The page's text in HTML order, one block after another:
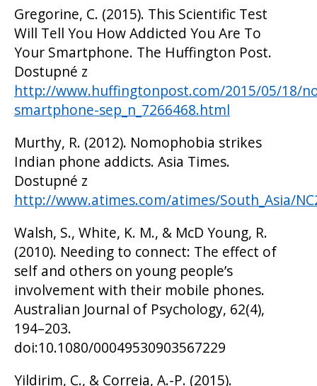
Gregorine, C. (2015). This Scientific Test
Will Tell You How Addicted You Are To
Your Smartphone. The Huffington Post.
Dostupné z
http://www.huffingtonpost.com/2015/05/18/
smartphone-sep_n_7266468.html
Murthy, R. (2012). Nomophobia strikes
Indian phone addicts. Asia Times.
Dostupné z
http://www.atimes.com/atimes/South_Asia/
Walsh, S., White, K. M., & McD Young, R.
(2010). Needing to connect: The effect of
self and others on young people’s
involvement with their mobile phones.
Australian Journal of Psychology, 62(4),
194–203.
doi:10.1080/00049530903567229
Yildirim, C., & Correia, A.-P. (2015).